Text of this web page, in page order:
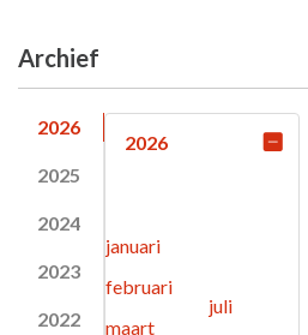
Archief
2026
2025
2024
2023
2022
2026
januari
februari
maart
juli